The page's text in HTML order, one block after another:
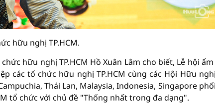
hữu nghị TP.HCM.
hữu nghị TP.HCM Hồ Xuân Lâm cho biết, Lễ hội
các tổ chức hữu nghị TP.HCM cùng các Hội Hữu
Thái Lan, Malaysia, Indonesia, Singapore
tổ chức với chủ đề "Thống nhất trong đa dạng".